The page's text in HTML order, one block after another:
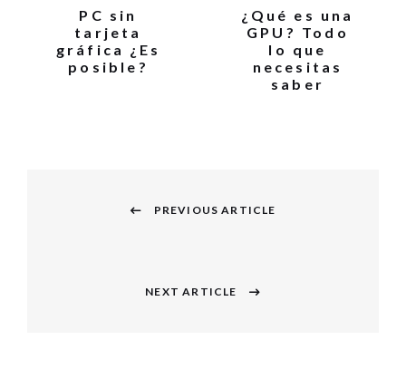
PC sin
tarjeta
gráfica ¿Es
posible?
¿Qué es una
GPU? Todo
lo que
necesitas
saber
PREVIOUS ARTICLE
NEXT ARTICLE